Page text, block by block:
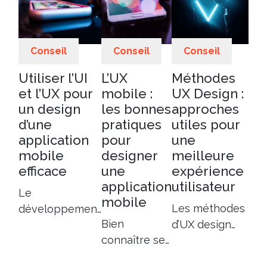
Conseil
Utiliser l’UI
et l’UX pour
un design
d’une
application
mobile
efficace
Le
développement
Conseil
L’UX
mobile :
les bonnes
pratiques
pour
designer
une
application
mobile
Bien
connaître ses
Conseil
Méthodes
UX Design :
approches
utiles pour
une
meilleure
expérience
utilisateur
Les méthodes
d’UX design